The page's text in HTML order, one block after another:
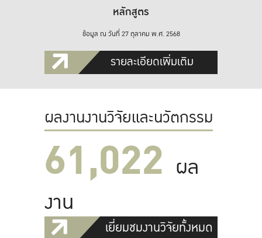
หลักสูตร
ข้อมูล ณ วันที่ 27 ตุลาคม พ.ศ. 2568
รายละเอียดเพิ่มเติม
ผลงานงานวิจัยและนวัตกรรม
61,022 ผล
งาน
เยี่ยมชมงานวิจัยทั้งหมด